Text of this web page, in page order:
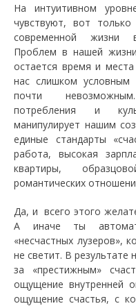
На интуитивном
чувствуют, вот
современной жизни
Проблем в нашей
остается время и
нас слишком
почти
потребления и
манипулирует нашим
единые стандарты
работа, высокая
квартиры,
романтических
Да, и всего этого
А иначе ты
«несчастных лузеров»,
не светит. В результате
за «престижным»
ощущение внутренней
ощущение счастья, с